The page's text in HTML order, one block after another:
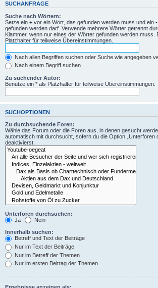
SUCHANFRAGE
Suche nach Wörtern:
Setze ein + vor ein Wort, das gefunden werden muss und ein -
gefunden werden darf. Verwende mehrere Wörter getrennt
Klammer, wenn nur eines der Wörter gefunden werden muss.
Platzhalter für teilweise Übereinstimmungen.
Nach allen Begriffen suchen oder Suche wie angegeben
Nach einem Begriff suchen
Zu suchender Autor:
Benutze ein * als Platzhalter für teilweise Übereinstimmungen.
SUCHOPTIONEN
Zu durchsuchende Foren:
Wähle das Forum oder die Foren aus, in denen gesucht
automatisch mit durchsucht, sofern du die Option „Unterforen
deaktivierst.
Unterforen durchsuchen:
Ja
Nein
Innerhalb suchen:
Betreff und Text der Beiträge
Nur im Text der Beiträge
Nur im Betreff der Themen
Nur im ersten Beitrag der Themen